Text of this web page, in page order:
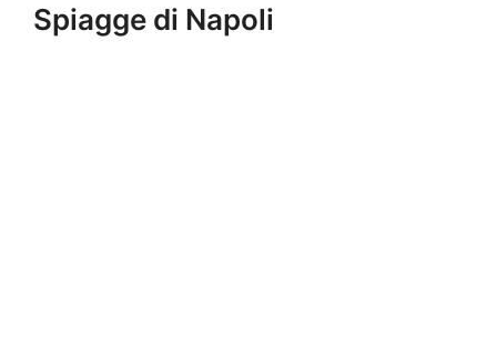
Spiagge di Napoli